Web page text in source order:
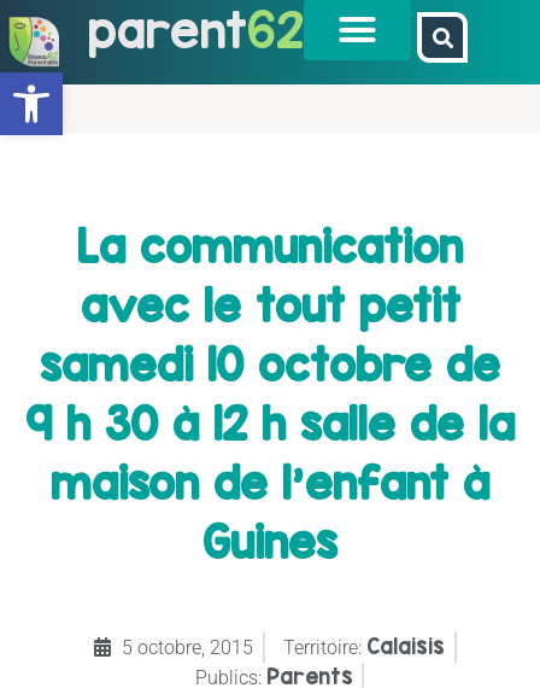
Ouvrir la barre d’outils
parent62
La communication
avec le tout petit
samedi 10 octobre de
9 h 30 à 12 h salle de la
maison de l’enfant à
Guines
5 octobre, 2015 Territoire: Calaisis
Publics: Parents